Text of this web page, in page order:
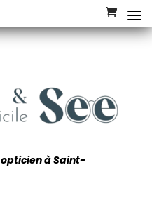
opticien à Saint-